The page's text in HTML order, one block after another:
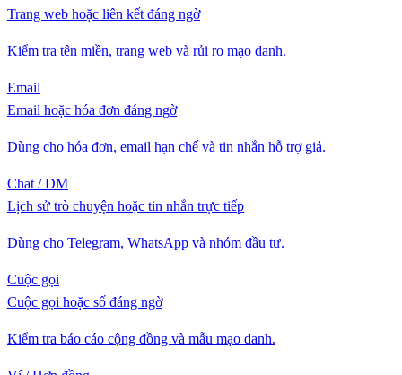
Trang web hoặc liên kết đáng ngờ
Kiểm tra tên miền, trang web và rủi ro mạo danh.
Email
Email hoặc hóa đơn đáng ngờ
Dùng cho hóa đơn, email hạn chế và tin nhắn hỗ trợ giả.
Chat / DM
Lịch sử trò chuyện hoặc tin nhắn trực tiếp
Dùng cho Telegram, WhatsApp và nhóm đầu tư.
Cuộc gọi
Cuộc gọi hoặc số đáng ngờ
Kiểm tra báo cáo cộng đồng và mẫu mạo danh.